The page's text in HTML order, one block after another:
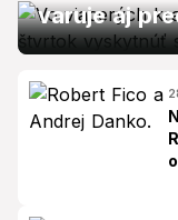
varuje aj